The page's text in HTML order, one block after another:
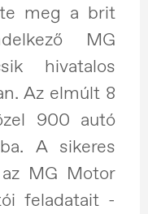
meg a brit
MG
hivatalos
Az elmúlt 8
900 autó
A sikeres
MG Motor
feladatait -